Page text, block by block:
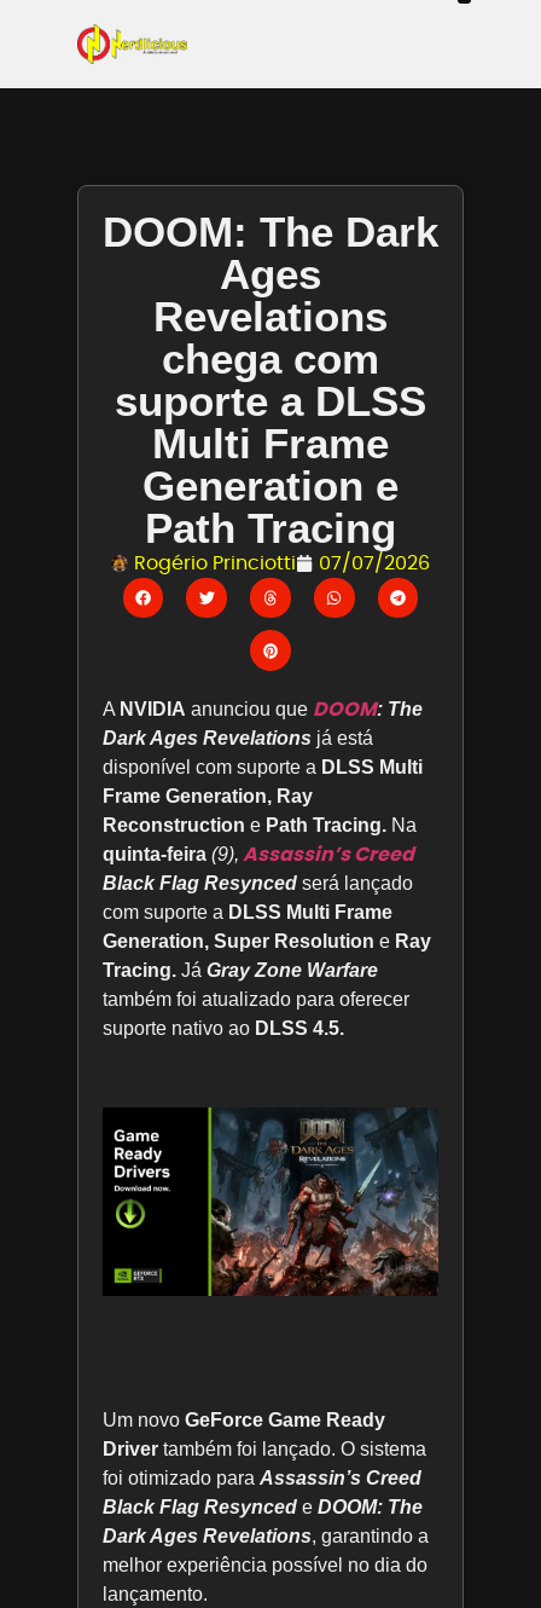
DOOM: The Dark
Ages
Revelations
chega com
suporte a DLSS
Multi Frame
Generation e
Path Tracing
Rogério Princiotti 07/07/2026
A NVIDIA anunciou que DOOM: The
Dark Ages Revelations já está
disponível com suporte a DLSS Multi
Frame Generation, Ray
Reconstruction e Path Tracing. Na
quinta-feira (9), Assassin’s Creed
Black Flag Resynced será lançado
com suporte a DLSS Multi Frame
Generation, Super Resolution e Ray
Tracing. Já Gray Zone Warfare
também foi atualizado para oferecer
suporte nativo ao DLSS 4.5.
Um novo GeForce Game Ready
Driver também foi lançado. O sistema
foi otimizado para Assassin’s Creed
Black Flag Resynced e DOOM: The
Dark Ages Revelations, garantindo a
melhor experiência possível no dia do
lançamento.